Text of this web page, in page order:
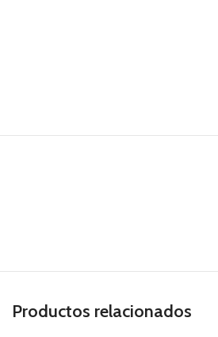
Productos relacionados